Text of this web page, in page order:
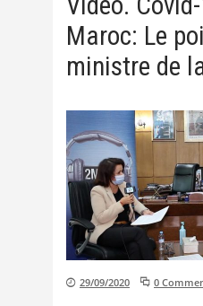
Maroc: Le
ministre de
29/09/2020 0